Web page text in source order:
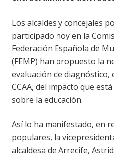
Los alcaldes y concejales
participado hoy en la
Federación Española de
(FEMP) han propuesto la
evaluación de diagnóstico,
CCAA, del impacto que
sobre la educación.
Así lo ha manifestado, en
populares, la
alcaldesa de Arrecife,